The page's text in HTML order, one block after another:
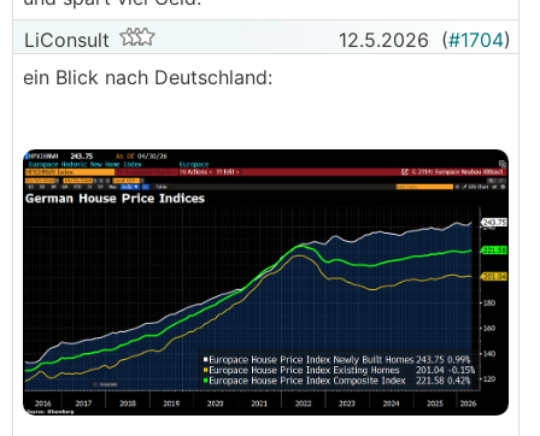
LiConsult
12.5.2026 (#1704)
ein Blick nach Deutschland: